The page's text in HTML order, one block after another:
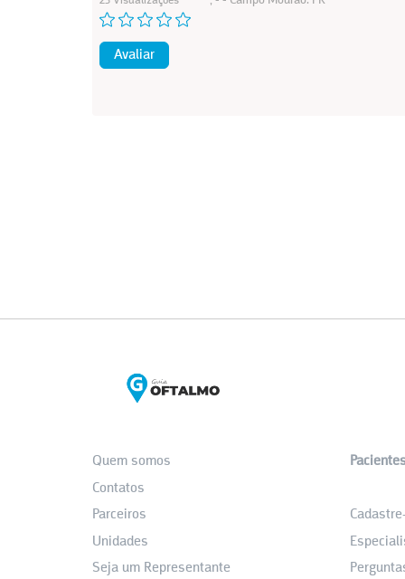
Avaliar
Quem somos
Contatos
Parceiros
Unidades
Seja um Representante